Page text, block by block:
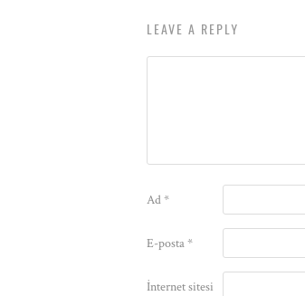
LEAVE A REPLY
Ad*
E-posta*
İnternet sitesi